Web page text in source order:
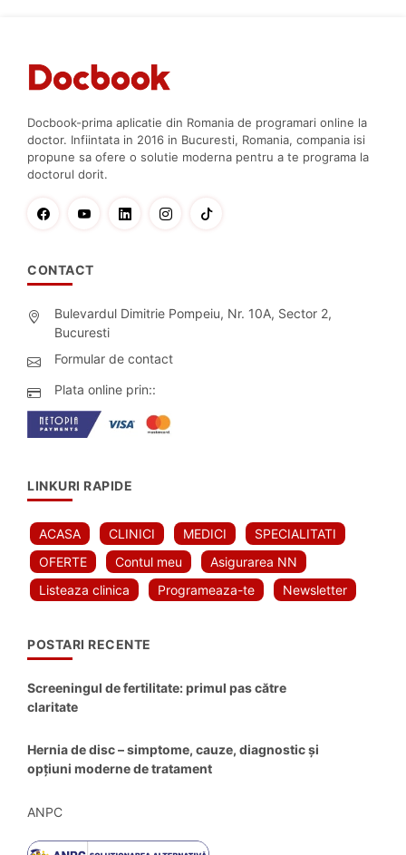
Docbook-prima aplicatie din Romania de programari online la
doctor. Infiintata in 2016 in Bucuresti, Romania, compania isi
propune sa ofere o solutie moderna pentru a te programa la
doctorul dorit.
CONTACT
Bulevardul Dimitrie Pompeiu, Nr. 10A, Sector 2,
Bucuresti
Formular de contact
Plata online prin::
LINKURI RAPIDE
ACASA CLINICI MEDICI
SPECIALITATI
OFERTE
Contul meu
Asigurarea NN
Listeaza clinica
Programeaza-te Newsletter
POSTARI RECENTE
Screeningul de fertilitate: primul pas către
claritate
Hernia de disc – simptome, cauze, diagnostic și
opțiuni moderne de tratament
ANPC